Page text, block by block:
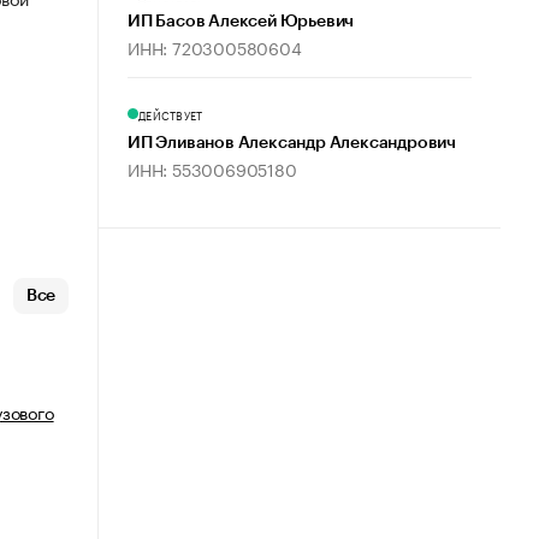
Все
ИП Басов Алексей Юрьевич
ИНН: 720300580604
ДЕЙСТВУЕТ
ИП Эливанов Александр Александрович
ИНН: 553006905180